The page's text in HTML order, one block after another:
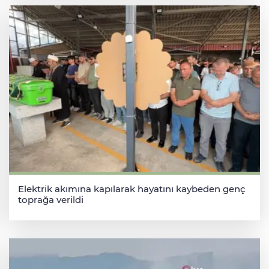
Elektrik akımına kapılarak hayatını kaybeden genç
toprağa verildi